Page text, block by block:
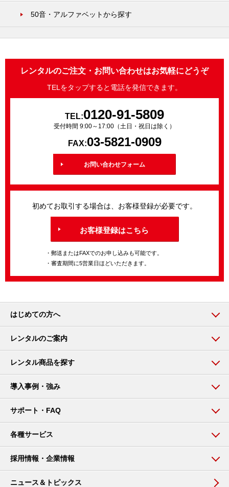
50音・アルファベットから探す
レンタルのご注文・お問い合わせはお気軽にどうぞ
TELをタップすると電話を発信できます。
TEL:0120-91-5809
受付時間 9:00～17:00（土日・祝日は除く）
FAX:03-5821-0909
お問い合わせフォーム
初めてお取引する場合は、お客様登録が必要です。
お客様登録はこちら
・郵送またはFAXでのお申し込みも可能です。
・審査期間に5営業日ほどいただきます。
はじめての方へ
レンタルのご案内
レンタル商品を探す
導入事例・強み
サポート・FAQ
各種サービス
採用情報・企業情報
ニュース＆トピックス